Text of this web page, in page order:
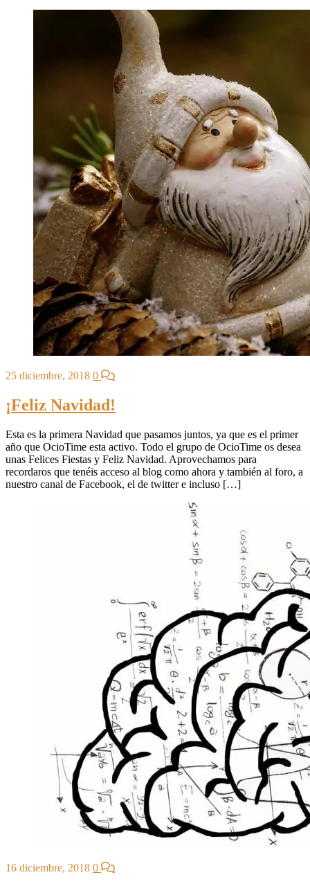
25 diciembre, 2018 0
¡Feliz Navidad!
Esta es la primera Navidad que pasamos juntos, ya que es el primer
año que OcioTime esta activo. Todo el grupo de OcioTime os desea
unas Felices Fiestas y Feliz Navidad. Aprovechamos para
recordaros que tenéis acceso al blog como ahora y también al foro, a
nuestro canal de Facebook, el de twitter e incluso […]
16 diciembre, 2018 0